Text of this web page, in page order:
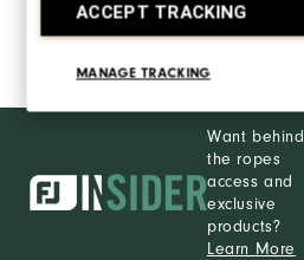
ACCEPT TRACKING
MANAGE TRACKING
Want behind
the ropes
access and
exclusive
products?
Learn More